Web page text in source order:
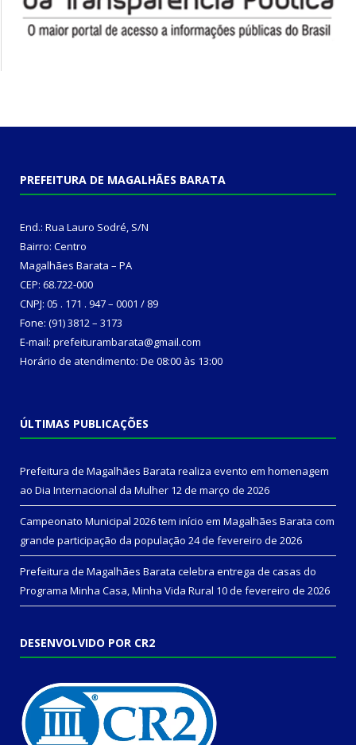
PREFEITURA DE MAGALHÃES BARATA
End.: Rua Lauro Sodré, S/N
Bairro: Centro
Magalhães Barata – PA
CEP: 68.722-000
CNPJ: 05 . 171 . 947 – 0001 / 89
Fone: (91) 3812 – 3173
E-mail: prefeiturambarata@gmail.com
Horário de atendimento: De 08:00 às 13:00
ÚLTIMAS PUBLICAÇÕES
Prefeitura de Magalhães Barata realiza evento em homenagem
ao Dia Internacional da Mulher 12 de março de 2026
Campeonato Municipal 2026 tem início em Magalhães Barata com
grande participação da população 24 de fevereiro de 2026
Prefeitura de Magalhães Barata celebra entrega de casas do
Programa Minha Casa, Minha Vida Rural 10 de fevereiro de 2026
DESENVOLVIDO POR CR2